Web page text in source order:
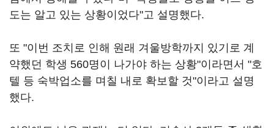
도는 알고 있는 상황이었다"고 설명했다.
또 "이번 조치로 인해 원래 겨울방학까지 있기로 계
약했던 학생 560명이 나가야 하는 상황"이라면서 "호
텔 등 숙박업소를 며칠 내로 확보할 것"이라고 설명
했다.